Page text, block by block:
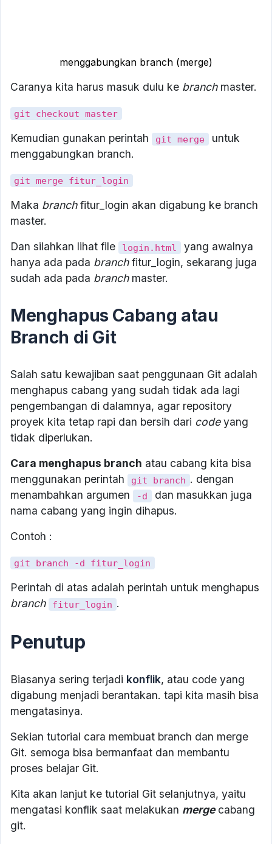
menggabungkan branch (merge)
Caranya kita harus masuk dulu ke branchmaster.
git checkout master
Kemudian gunakan perintah git merge
untuk
menggabungkan branch.
git merge fitur_login
Maka branchfitur_login akan digabung ke branch
master.
Dan silahkan lihat file
login.html
yang awalnya
hanya ada pada branchfitur_login, sekarang juga
sudah ada pada branchmaster.
Menghapus Cabang atau
Branch di Git
Salah satu kewajiban saat penggunaan Git adalah
menghapus cabang yang sudah tidak ada lagi
pengembangan di dalamnya, agar repository
proyek kita tetap rapi dan bersih dari codeyang
tidak diperlukan.
Cara menghapus branch atau cabang kita bisa
menggunakan perintah
git branch . dengan
menambahkan argumen
-d
dan masukkan juga
nama cabang yang ingin dihapus.
Contoh :
git branch -d fitur_login
Perintah di atas adalah perintah untuk menghapus
branch
fitur_login .
Penutup
Biasanya sering terjadi konflik, atau code yang
digabung menjadi berantakan. tapi kita masih bisa
mengatasinya.
Sekian tutorial cara membuat branch dan merge
Git. semoga bisa bermanfaat dan membantu
proses belajar Git.
Kita akan lanjut ke tutorial Git selanjutnya, yaitu
mengatasi konflik saat melakukan mergecabang
git.